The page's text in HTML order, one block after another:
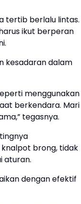
tertib berlalu lintas.
ikut berperan
kesadaran dalam
menggunakan
berkendara. Mari
tegasnya.
brong, tidak
aturan.
dengan efektif